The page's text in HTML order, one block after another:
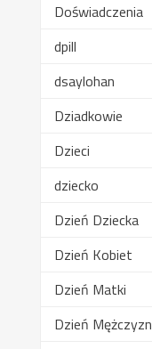
Doświadczenia
dpill
dsaylohan
Dziadkowie
Dzieci
dziecko
Dzień Dziecka
Dzień Kobiet
Dzień Matki
Dzień Mężczyzn